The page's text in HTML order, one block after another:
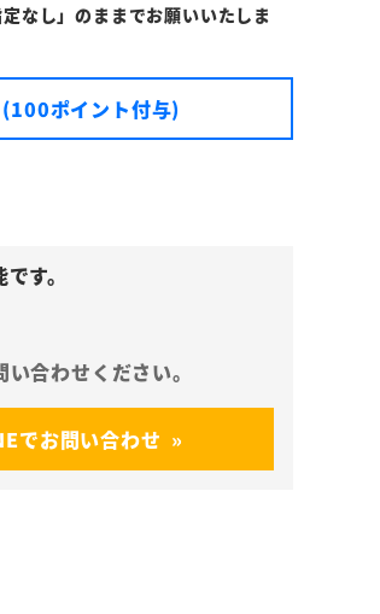
なし」のままでお願いいたしま
ポイント付与)
でお問い合わせ